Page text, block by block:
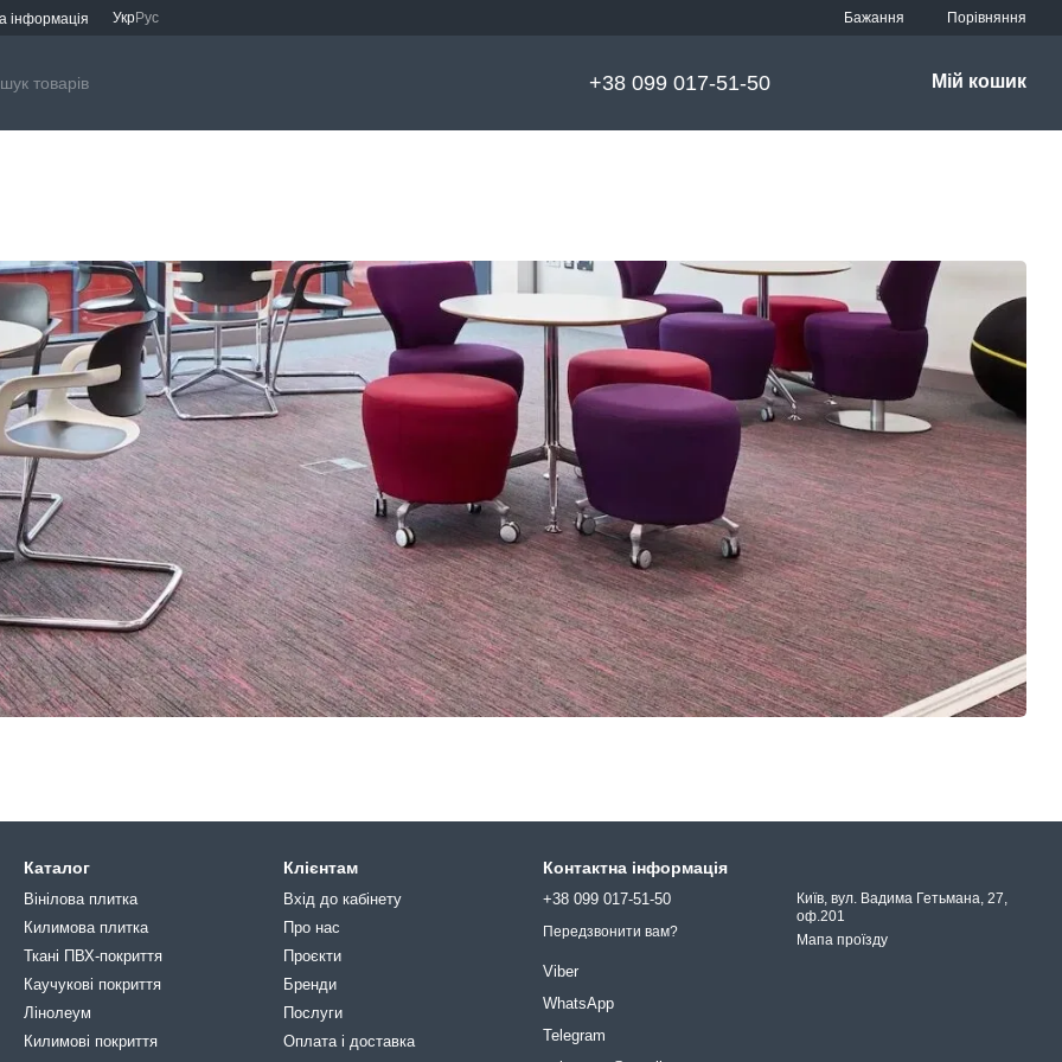
інформація УкрРус Бажання Порівняння
+38 099 017-51-50 Мій кошик
Каталог
Вінілова плитка
Килимова плитка
Ткані ПВХ-покриття
Каучукові покриття
Лінолеум
Килимові покриття
Клієнтам
Вхід до кабінету
Про нас
Проєкти
Бренди
Послуги
Оплата і доставка
Контактна інформація
+38 099 017-51-50
Передзвонити вам?
Viber
WhatsApp
Telegram
Київ, вул. Вадима Гетьмана, 27,
оф.201
Мапа проїзду